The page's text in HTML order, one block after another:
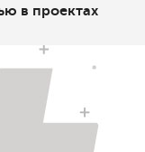
в проектах